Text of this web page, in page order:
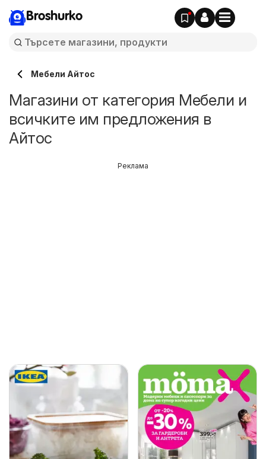
Broshurko
Мебели Айтос
Магазини от категория Мебели и
всичките им предложения в
Айтос
Реклама